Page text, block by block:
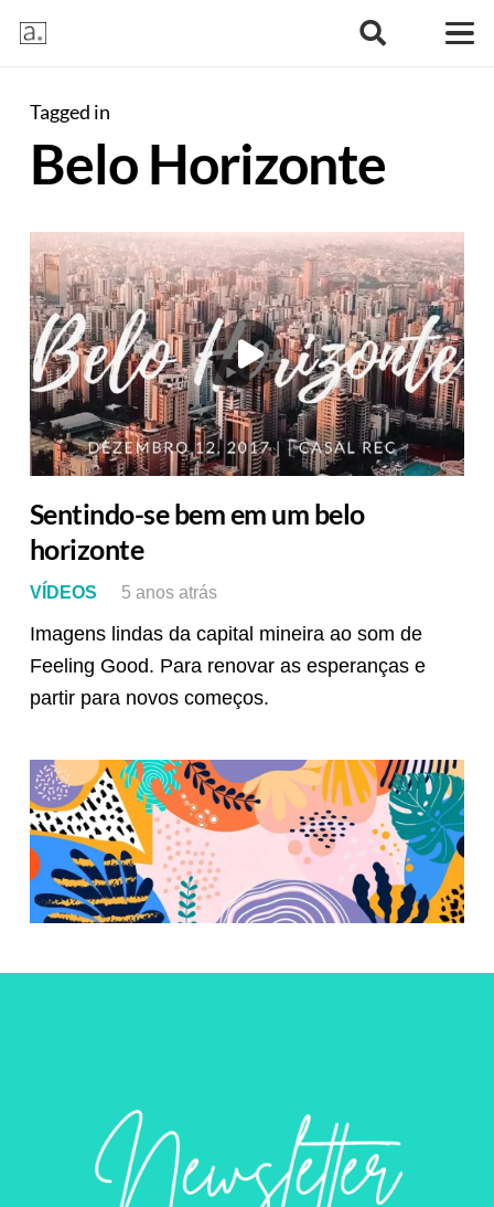
Tagged in
Belo Horizonte
Sentindo-se bem em um belo
horizonte
VÍDEOS 5 anos atrás
Imagens lindas da capital mineira ao som de
Feeling Good. Para renovar as esperanças e
partir para novos começos.